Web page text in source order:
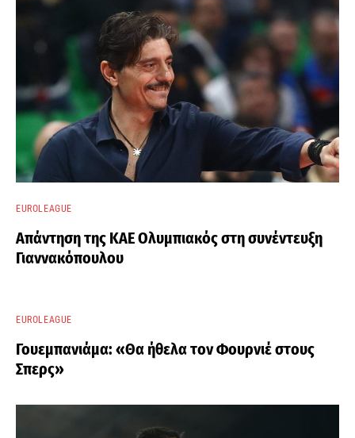
EUROLEAGUE
Απάντηση της ΚΑΕ Ολυμπιακός στη συνέντευξη
Γιαννακόπουλου
EUROLEAGUE
Γουεμπανιάμα: «Θα ήθελα τον Φουρνιέ στους
Σπερς»